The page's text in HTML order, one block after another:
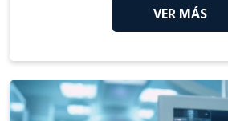
VER MÁS